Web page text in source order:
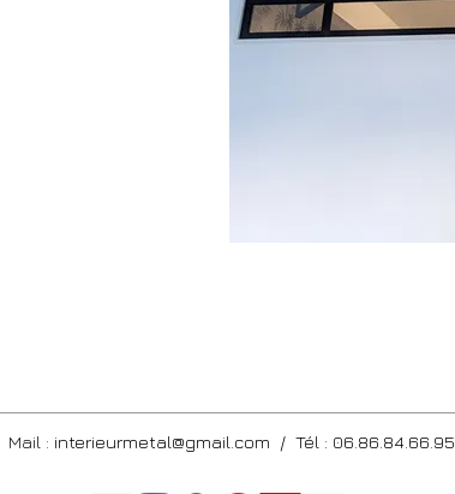
Mail : interieurmetal@gmail.com / Tél : 06.86.84.66.95